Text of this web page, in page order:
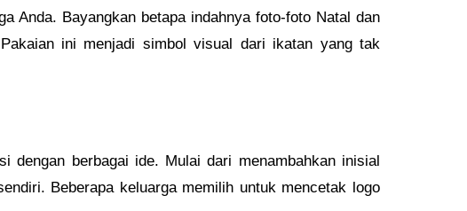
Anda. Bayangkan betapa indahnya foto-foto Natal dan
ini menjadi simbol visual dari ikatan yang tak
dengan berbagai ide. Mulai dari menambahkan inisial
Beberapa keluarga memilih untuk mencetak logo